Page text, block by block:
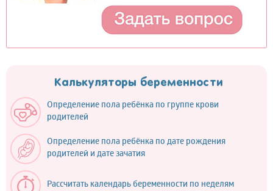
Калькуляторы беременности
Определение пола ребёнка по группе крови
родителей
Определение пола ребёнка по дате рождения
родителей и дате зачатия
Рассчитать календарь беременности по неделям